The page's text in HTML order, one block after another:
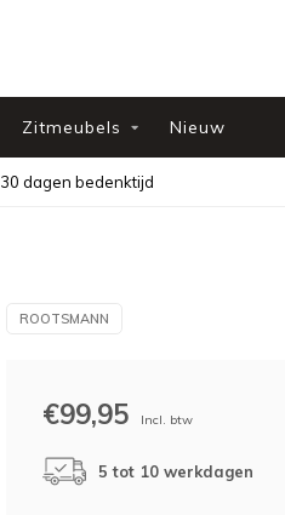
Zitmeubels Nieuw
30 dagen bedenktijd
ROOTSMANN
€99,95 Incl. btw
5 tot 10 werkdagen